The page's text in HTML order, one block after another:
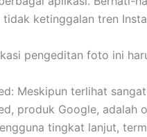
tidak ketinggalan tren
pengeditan foto ini
Meskipun terlihat
produk Google, adalah
tingkat lanjut,